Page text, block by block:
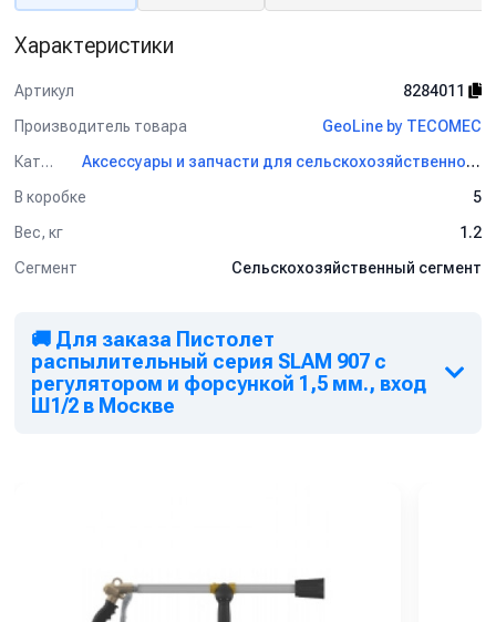
Характеристики
Артикул
8284011
Производитель товара
GeoLine by TECOMEC
Категория
Аксессуары и запчасти для сельскохозяйственного оборудования GeoLine by TECOMEC
В коробке
5
Вес, кг
1.2
Сегмент
Сельскохозяйственный сегмент
🚚 Для заказа Пистолет
распылительный серия SLAM 907 с
регулятором и форсункой 1,5 мм., вход
Ш1/2 в Москве